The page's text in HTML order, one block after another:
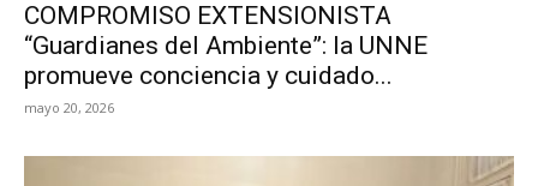
COMPROMISO EXTENSIONISTA
“Guardianes del Ambiente”: la UNNE
promueve conciencia y cuidado...
mayo 20, 2026